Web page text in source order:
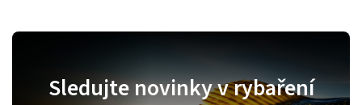
Sledujte novinky v rybaření